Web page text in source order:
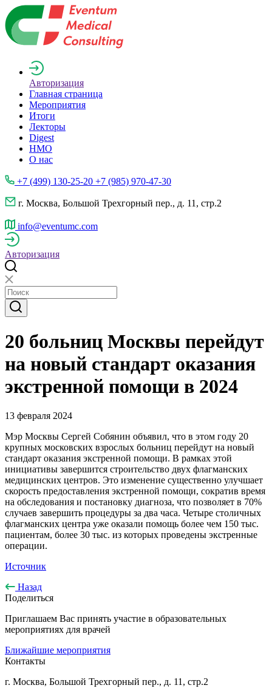
Авторизация
Главная страница
Мероприятия
Итоги
Лекторы
Digest
НМО
О нас
+7 (499) 130-25-20 +7 (985) 970-47-30
г. Москва, Большой Трехгорный пер., д. 11, стр.2
info@eventumc.com
Авторизация
20 больниц Москвы перейдут
на новый стандарт оказания
экстренной помощи в 2024
13 февраля 2024
Мэр Москвы Сергей Собянин объявил, что в этом году 20
крупных московских взрослых больниц перейдут на новый
стандарт оказания экстренной помощи. В рамках этой
инициативы завершится строительство двух флагманских
медицинских центров. Это изменение существенно улучшает
скорость предоставления экстренной помощи, сократив время
на обследования и постановку диагноза, что позволяет в 70%
случаев завершить процедуры за два часа. Четыре столичных
флагманских центра уже оказали помощь более чем 150 тыс.
пациентам, более 30 тыс. из которых проведены экстренные
операции.
Источник
Назад
Поделиться
Приглашаем Вас принять участие в образовательных
мероприятиях для врачей
Ближайшие мероприятия
Контакты
г. Москва, Большой Трехгорный пер., д. 11, стр.2